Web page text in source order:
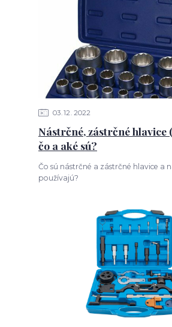
03 12 2022
Nástrčné, zástrčné hlavice
čo a aké sú?
Čo sú nástrčné a zástrčné hlavice a
používajú?